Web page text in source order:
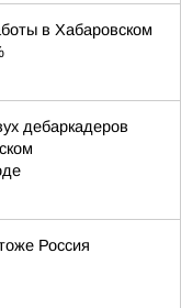
в Хабаровском
дебаркадеров
Россия